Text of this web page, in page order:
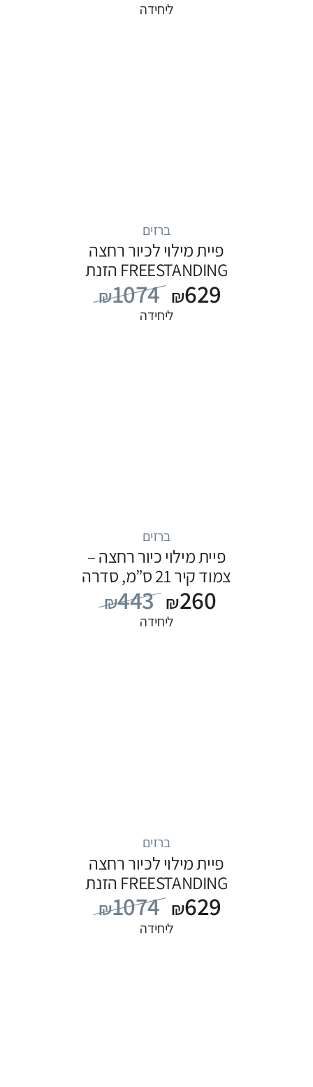
ליחידה
ברזים
פיית מילוי לכיור רחצה
FREESTANDING הזנת
מים מהרצפה, סדרה
FLOW: שחור
₪1074 ₪629
ליחידה
ברזים
פיית מילוי כיור רחצה –
צמוד קיר 21 ס”מ, סדרה
FLOW: כרום
₪443 ₪260
ליחידה
ברזים
פיית מילוי לכיור רחצה
FREESTANDING הזנת
מים מהרצפה, סדרה
FLOW: לבן
₪1074 ₪629
ליחידה